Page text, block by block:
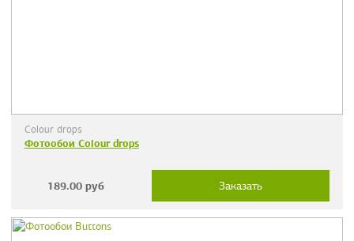
Colour drops
Фотообои Colour drops
189.00 руб Заказать